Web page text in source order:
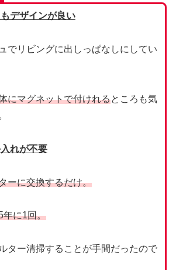
デザインが良い
でリビングに出しっぱなしにしてい
にマグネットで付けれるところも気
れが不要
ーに交換するだけ。
年に1回。
ター清掃することが手間だったので